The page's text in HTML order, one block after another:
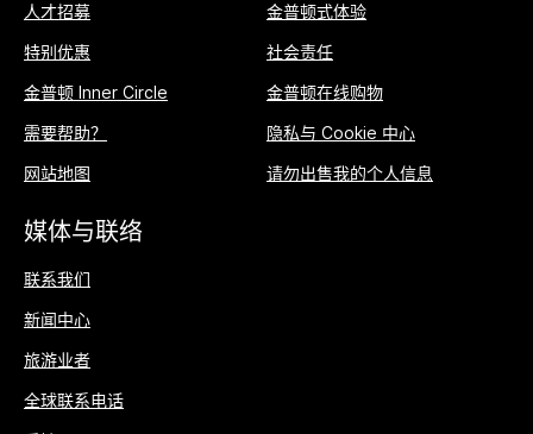
人才招募
特别优惠
金普顿 Inner Circle
需要帮助？
网站地图
金普顿式体验
社会责任
金普顿在线购物
隐私与 Cookie 中心
请勿出售我的个人信息
媒体与联络
联系我们
新闻中心
旅游业者
全球联系电话